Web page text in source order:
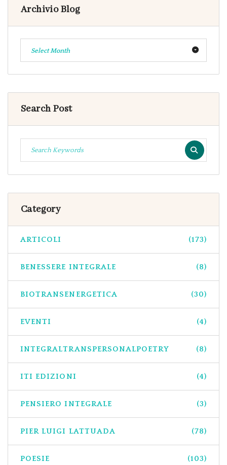
Archivio Blog
Select Month
Search Post
Category
ARTICOLI (173)
BENESSERE INTEGRALE (8)
BIOTRANSENERGETICA (30)
EVENTI (4)
INTEGRALTRANSPERSONALPOETRY (8)
ITI EDIZIONI (4)
PENSIERO INTEGRALE (3)
PIER LUIGI LATTUADA (78)
POESIE (103)